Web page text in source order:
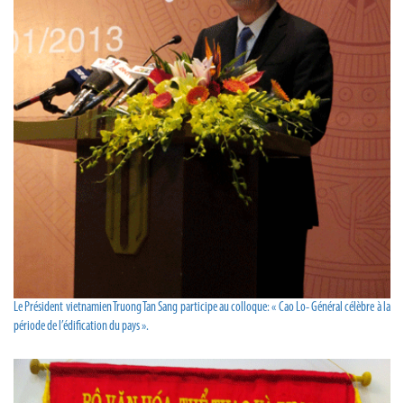
Le Président vietnamien Truong Tan Sang participe au colloque: « Cao Lo- Général célèbre à la
période de l’édification du pays ».